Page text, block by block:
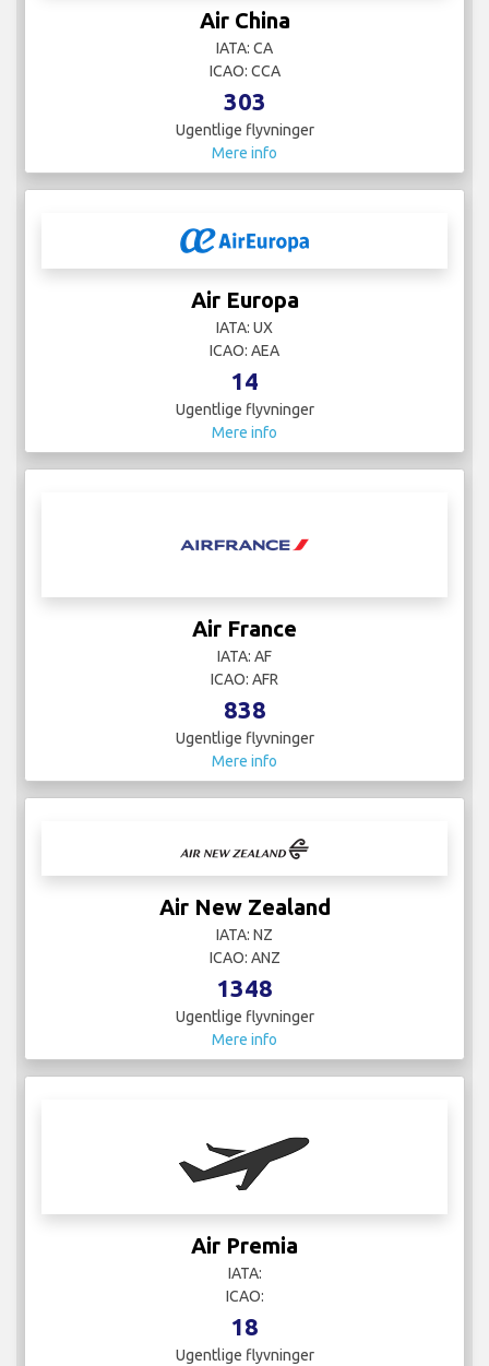
Air China
IATA: CA
ICAO: CCA
303
Ugentlige flyvninger
Mere info
Air Europa
IATA: UX
ICAO: AEA
14
Ugentlige flyvninger
Mere info
Air France
IATA: AF
ICAO: AFR
838
Ugentlige flyvninger
Mere info
Air New Zealand
IATA: NZ
ICAO: ANZ
1348
Ugentlige flyvninger
Mere info
Air Premia
IATA:
ICAO:
18
Ugentlige flyvninger